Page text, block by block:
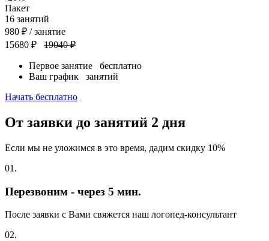
Пакет
16 занятий
980 ₽ / занятие
15680 ₽
19040 ₽
Первое занятие бесплатно
Ваш график занятий
Начать бесплатно
От заявки до занятий 2 дня
Если мы не уложимся в это время, дадим скидку 10%
01.
Перезвоним - через 5 мин.
После заявки с Вами свяжется наш логопед-консультант
02.